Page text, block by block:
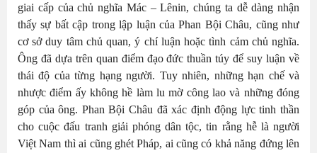
giai cấp của chủ nghĩa Mác – Lênin, chúng ta dễ dàng nhận
thấy sự bất cập trong lập luận của Phan Bội Châu, cũng như
cơ sở duy tâm chủ quan, ý chí luận hoặc tình cảm chủ nghĩa.
Ông đã dựa trên quan điểm đạo đức thuần túy để suy luận về
thái độ của từng hạng người. Tuy nhiên, những hạn chế và
nhược điểm ấy không hề làm lu mờ công lao và những đóng
góp của ông. Phan Bội Châu đã xác định động lực tinh thần
cho cuộc đấu tranh giải phóng dân tộc, tin rằng hễ là người
Việt Nam thì ai cũng ghét Pháp, ai cũng có khả năng đứng lên